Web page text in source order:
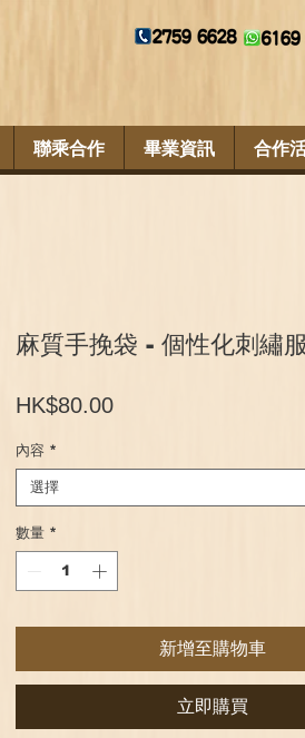
聯乘合作 畢業資訊 合作
麻質手挽袋 - 個性化刺繡
HK$80.00價
內容 *
選擇
數量 *
新增至購物車
立即購買